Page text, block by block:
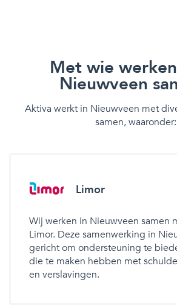
Met wie
Nieuwveen
Aktiva werkt in Nieuwveen met
samen, waaronder:
Limor
Wij werken in Nieuwveen samen
Limor. Deze samenwerking in
gericht om ondersteuning te
die te maken hebben met
en verslavingen.